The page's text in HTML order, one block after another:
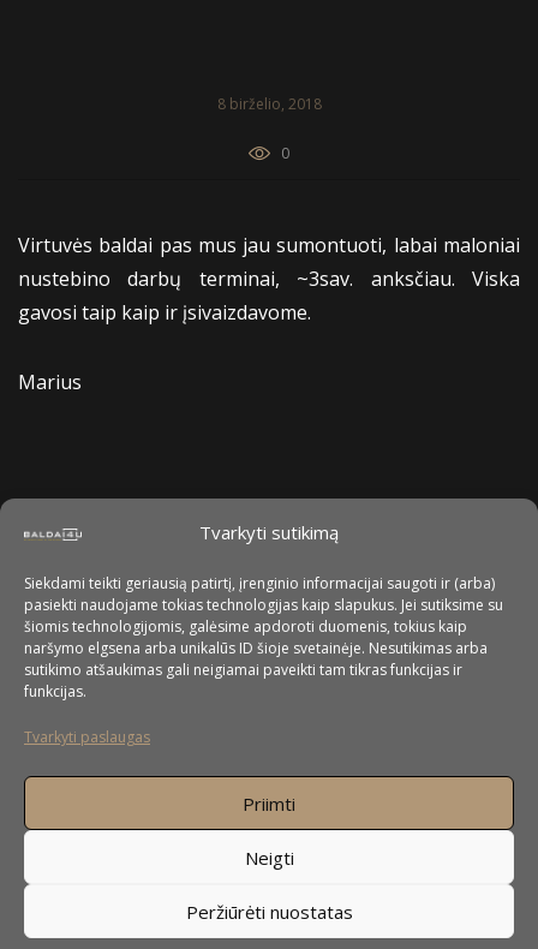
Tvarkyti sutikimą
Siekdami teikti geriausią patirtį, įrenginio informacijai saugoti ir (arba)
pasiekti naudojame tokias technologijas kaip slapukus. Jei sutiksime su
šiomis technologijomis, galėsime apdoroti duomenis, tokius kaip
naršymo elgsena arba unikalūs ID šioje svetainėje. Nesutikimas arba
sutikimo atšaukimas gali neigiamai paveikti tam tikras funkcijas ir
funkcijas.
Tvarkyti paslaugas
Priimti
Neigti
Peržiūrėti nuostatas
8 birželio, 2018
0
Virtuvės baldai pas mus jau sumontuoti, labai maloniai
nustebino darbų terminai, ~3sav. anksčiau. Viska
gavosi taip kaip ir įsivaizdavome.
Marius